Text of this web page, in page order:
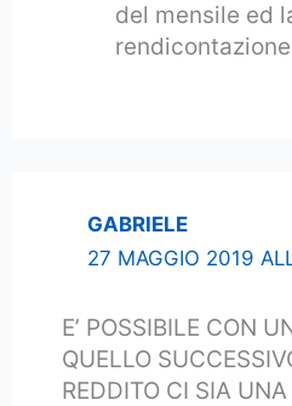
del mensile ed
GABRIELE
27 MAGGIO 2019
E’ POSSIBILE CON
QUELLO
REDDITO CI SIA